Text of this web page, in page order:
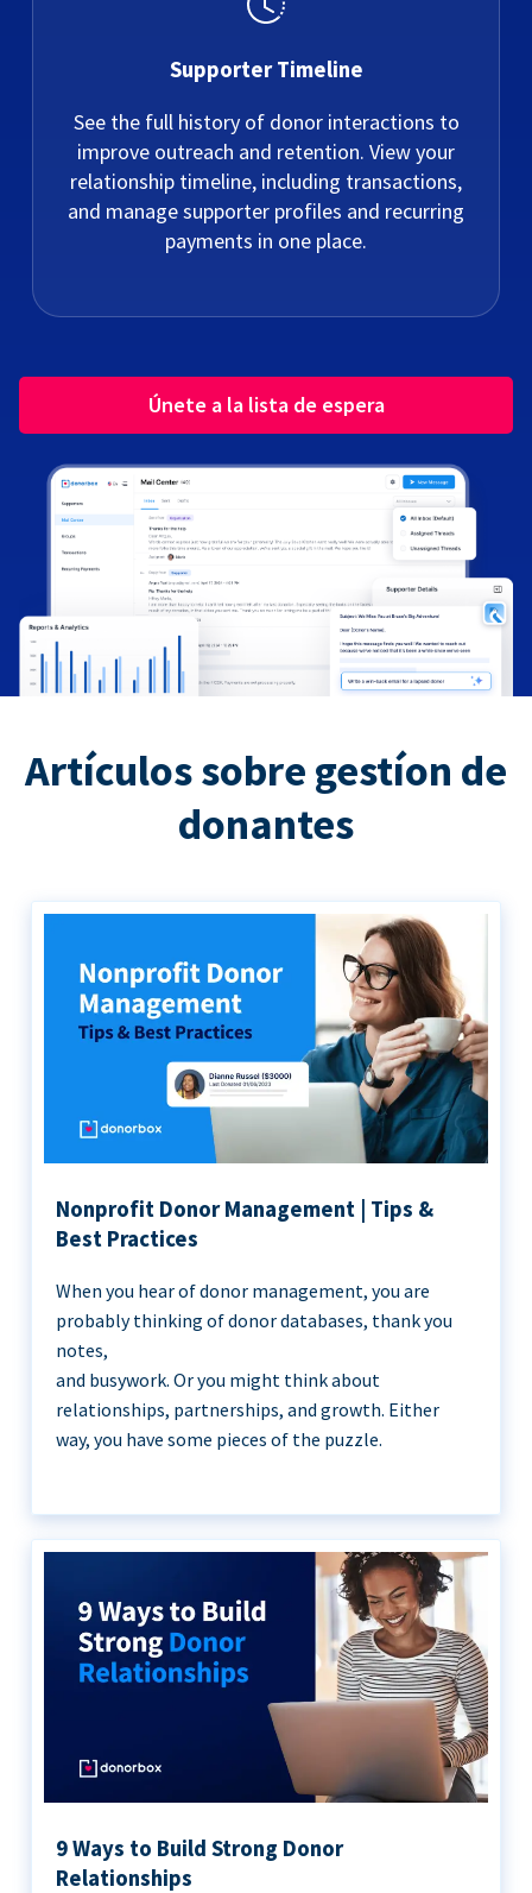
Supporter Timeline
See the full history of donor interactions to
improve outreach and retention. View your
relationship timeline, including transactions,
and manage supporter profiles and recurring
payments in one place.
Únete a la lista de espera
Artículos sobre gestíon de
donantes
Nonprofit Donor Management | Tips &
Best Practices
When you hear of donor management, you are
probably thinking of donor databases, thank you
notes,
and busywork. Or you might think about
relationships, partnerships, and growth. Either
way, you have some pieces of the puzzle.
9 Ways to Build Strong Donor
Relationships